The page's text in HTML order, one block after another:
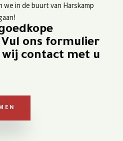
in de buurt van Harskamp
ons formulier
contact met u